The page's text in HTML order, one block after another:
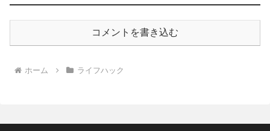
コメントを書き込む
ホーム ライフハック